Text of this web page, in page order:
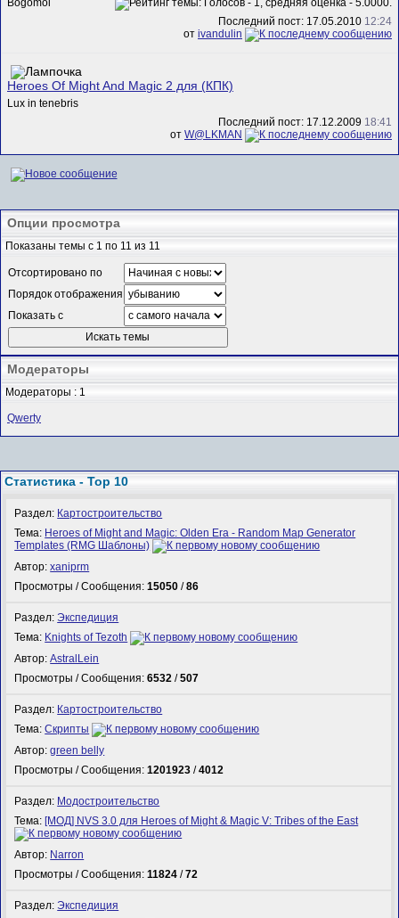
Bogomol
Последний пост: 17.05.2010 12:24
от ivandulin
Heroes Of Might And Magic 2 для (КПК)
Lux in tenebris
Последний пост: 17.12.2009 18:41
от W@LKMAN
Опции просмотра
Показаны темы с 1 по 11 из 11
Отсортировано по
Порядок отображения
Показать с
Модераторы
Модераторы : 1
Qwerty
Статистика - Top 10
Раздел: Картостроительство
Тема: Heroes of Might and Magic: Olden Era - Random Map Generator
Templates (RMG Шаблоны)
Автор:xaniprm
Просмотры / Сообщения:15050 /86
Раздел:Экспедиция
Тема: Knights of Tezoth
Автор:AstralLein
Просмотры / Сообщения:6532 /507
Раздел: Картостроительство
Тема:Скрипты
Автор:green belly
Просмотры / Сообщения:1201923 /4012
Раздел: Модостроительство
Тема: [МОД] NVS 3.0 для Heroes of Might & Magic V: Tribes of the East
Автор: Narron
Просмотры / Сообщения:11824 /72
Раздел:Экспедиция